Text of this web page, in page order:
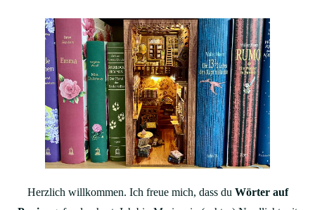
Herzlich willkommen. Ich freue mich, dass du Wörter auf